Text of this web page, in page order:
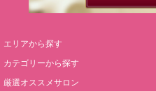
エリアから探す
カテゴリーから探す
厳選オススメサロン